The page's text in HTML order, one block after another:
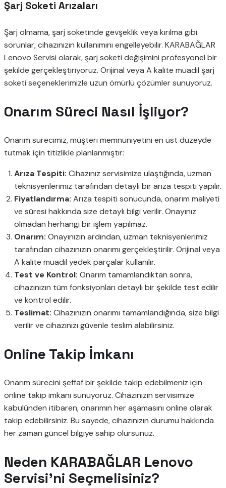
Şarj Soketi Arızaları
Şarj olmama, şarj soketinde gevşeklik veya kırılma gibi
sorunlar, cihazınızın kullanımını engelleyebilir. KARABAĞLAR
Lenovo Servisi olarak, şarj soketi değişimini profesyonel bir
şekilde gerçekleştiriyoruz. Orijinal veya A kalite muadil şarj
soketi seçeneklerimizle uzun ömürlü çözümler sunuyoruz.
Onarım Süreci Nasıl İşliyor?
Onarım sürecimiz, müşteri memnuniyetini en üst düzeyde
tutmak için titizlikle planlanmıştır:
Arıza Tespiti: Cihazınız servisimize ulaştığında, uzman
teknisyenlerimiz tarafından detaylı bir arıza tespiti yapılır.
Fiyatlandırma: Arıza tespiti sonucunda, onarım maliyeti
ve süresi hakkında size detaylı bilgi verilir. Onayınız
olmadan herhangi bir işlem yapılmaz.
Onarım: Onayınızın ardından, uzman teknisyenlerimiz
tarafından cihazınızın onarımı gerçekleştirilir. Orijinal veya
A kalite muadil yedek parçalar kullanılır.
Test ve Kontrol: Onarım tamamlandıktan sonra,
cihazınızın tüm fonksiyonları detaylı bir şekilde test edilir
ve kontrol edilir.
Teslimat: Cihazınızın onarımı tamamlandığında, size bilgi
verilir ve cihazınızı güvenle teslim alabilirsiniz.
Online Takip İmkanı
Onarım sürecini şeffaf bir şekilde takip edebilmeniz için
online takip imkanı sunuyoruz. Cihazınızın servisimize
kabulünden itibaren, onarımın her aşamasını online olarak
takip edebilirsiniz. Bu sayede, cihazınızın durumu hakkında
her zaman güncel bilgiye sahip olursunuz.
Neden KARABAĞLAR Lenovo
Servisi’ni Seçmelisiniz?